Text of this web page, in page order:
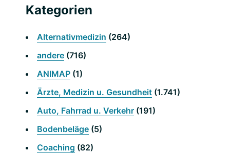
Kategorien
Alternativmedizin (264)
andere (716)
ANIMAP (1)
Ärzte, Medizin u. Gesundheit (1.741)
Auto, Fahrrad u. Verkehr (191)
Bodenbeläge (5)
Coaching (82)